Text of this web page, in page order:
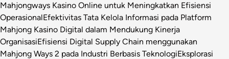
Mahjongways Kasino Online untuk Meningkatkan Efisiensi
OperasionalEfektivitas Tata Kelola Informasi pada Platform
Mahjong Kasino Digital dalam Mendukung Kinerja
OrganisasiEfisiensi Digital Supply Chain menggunakan
Mahjong Ways 2 pada Industri Berbasis TeknologiEksplorasi